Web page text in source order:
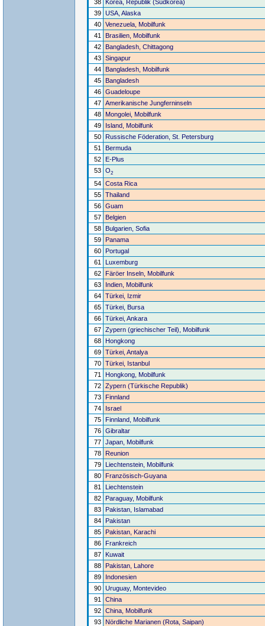
38
Korea, Republik (Südkorea)
39 USA, Alaska
40 Venezuela, Mobilfunk
41
Brasilien, Mobilfunk
42 Bangladesh, Chittagong
43 Singapur
44 Bangladesh, Mobilfunk
45 Bangladesh
46 Guadeloupe
47 Amerikanische Jungferninseln
48 Mongolei, Mobilfunk
49
Island, Mobilfunk
50
Russische Föderation, St. Petersburg
51
Bermuda
52
E-Plus
53 O2
54 Costa Rica
55 Thailand
56 Guam
57 Belgien
58
Bulgarien, Sofia
59 Panama
60
Portugal
61
Luxemburg
62 Färöer Inseln, Mobilfunk
63
Indien, Mobilfunk
64 Türkei, Izmir
65 Türkei, Bursa
66 Türkei, Ankara
67 Zypern (griechischer Teil), Mobilfunk
68
Hongkong
69 Türkei, Antalya
70 Türkei, Istanbul
71
Hongkong, Mobilfunk
72 Zypern (Türkische Republik)
73 Finnland
74
Israel
75
Finnland, Mobilfunk
76 Gibraltar
77 Japan, Mobilfunk
78 Reunion
79
Liechtenstein, Mobilfunk
80 Französisch-Guyana
81
Liechtenstein
82
Paraguay, Mobilfunk
83
Pakistan, Islamabad
84
Pakistan
85 Pakistan, Karachi
86
Frankreich
87
Kuwait
88 Pakistan, Lahore
89
Indonesien
90 Uruguay, Montevideo
91
China
92 China, Mobilfunk
93 Nördliche Marianen (Rota, Saipan)